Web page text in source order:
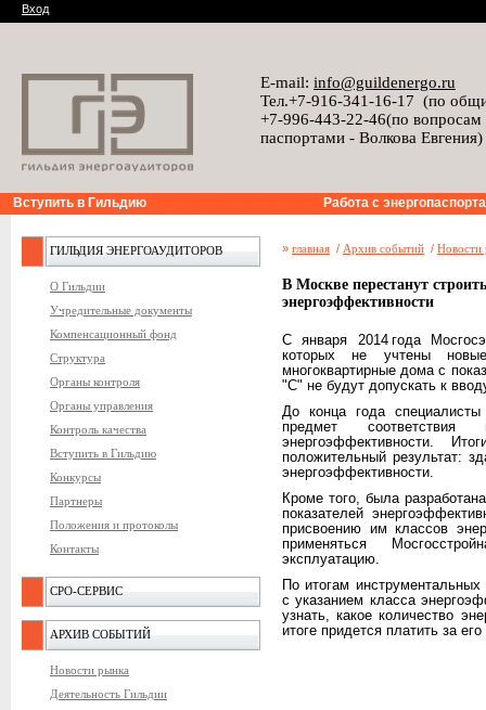
Вход
E-mail: info@guildenergo.ru
Тел.+7-916-341-16-17 (по
+7-996-443-22-46(по
паспортами - Волкова Евгения)
Вступить в Гильдию Работа с
ГИЛЬДИЯ ЭНЕРГОАУДИТОРОВ
О Гильдии
Учредительные документы
Компенсационный фонд
Структура
Органы контроля
Органы управления
Контроль качества
Вступить в Гильдию
Конкурсы
Партнеры
Положения и протоколы
Контакты
СРО-СЕРВИС
АРХИВ СОБЫТИЙ
Новости рынка
Деятельность Гильдии
» главная / Архив событий / Новости
В Москве перестанут
энергоэффективности
С января 2014 года
которых не учтены
многоквартирные дома с
"С" не будут допускать к
До конца года
предмет соответствия
энергоэффективности.
положительный результат:
энергоэффективности.
Кроме того, была
показателей
присвоению им классов
применяться
эксплуатацию.
По итогам
с указанием класса
узнать, какое количество
итоге придется платить за